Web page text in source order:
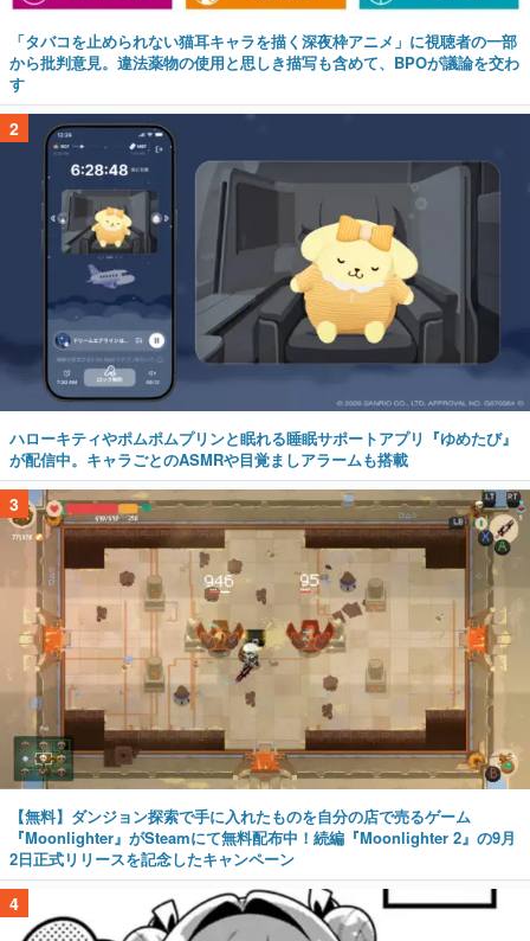
「タバコを止められない猫耳キャラを描く深夜枠アニメ」に視聴者の一部
から批判意見。違法薬物の使用と思しき描写も含めて、BPOが議論を交わ
す
2
ハローキティやポムポムプリンと眠れる睡眠サポートアプリ『ゆめたび』
が配信中。キャラごとのASMRや目覚ましアラームも搭載
3
【無料】ダンジョン探索で手に入れたものを自分の店で売るゲーム
『Moonlighter』がSteamにて無料配布中！続編『Moonlighter 2』の9月
2日正式リリースを記念したキャンペーン
4